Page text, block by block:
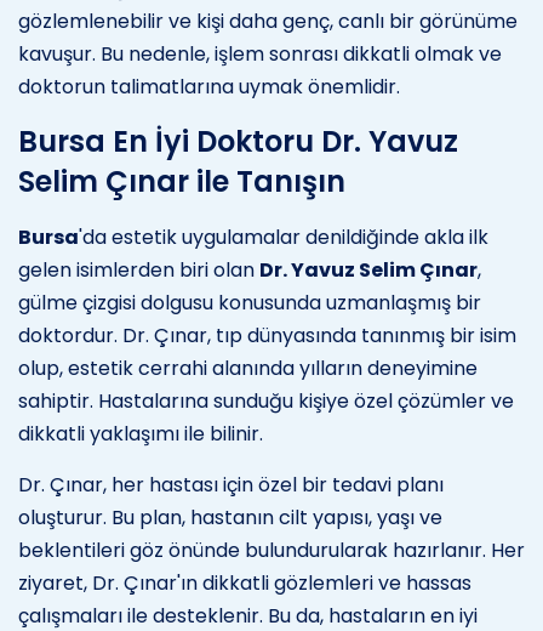
gözlemlenebilir ve kişi daha genç, canlı bir görünüme
kavuşur. Bu nedenle, işlem sonrası dikkatli olmak ve
doktorun talimatlarına uymak önemlidir.
Bursa En İyi Doktoru Dr. Yavuz
Selim Çınar ile Tanışın
Bursa'da estetik uygulamalar denildiğinde akla ilk
gelen isimlerden biri olan Dr. Yavuz Selim Çınar,
gülme çizgisi dolgusu konusunda uzmanlaşmış bir
doktordur. Dr. Çınar, tıp dünyasında tanınmış bir isim
olup, estetik cerrahi alanında yılların deneyimine
sahiptir. Hastalarına sunduğu kişiye özel çözümler ve
dikkatli yaklaşımı ile bilinir.
Dr. Çınar, her hastası için özel bir tedavi planı
oluşturur. Bu plan, hastanın cilt yapısı, yaşı ve
beklentileri göz önünde bulundurularak hazırlanır. Her
ziyaret, Dr. Çınar'ın dikkatli gözlemleri ve hassas
çalışmaları ile desteklenir. Bu da, hastaların en iyi